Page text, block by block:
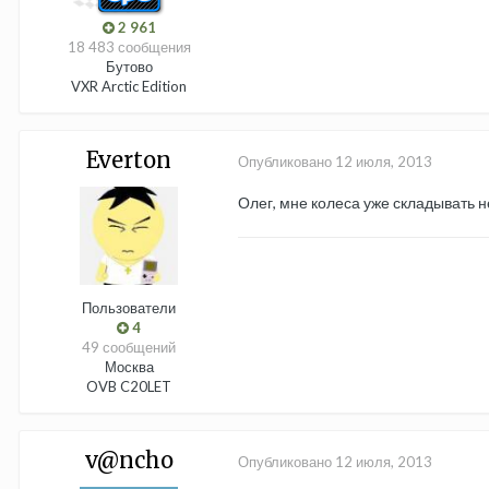
2 961
18 483 сообщения
Бутово
VXR Arctic Edition
Everton
Пользователи
4
49 сообщений
Москва
OVB C20LET
Опубликовано 12 июля, 2013
Олег, мне колеса уже складывать
v@ncho Опубликовано 12 июля, 2013